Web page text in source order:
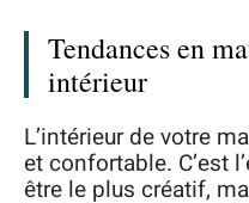
Tendances en
intérieur
L’intérieur de votre
et confortable. C’est
être le plus créatif,